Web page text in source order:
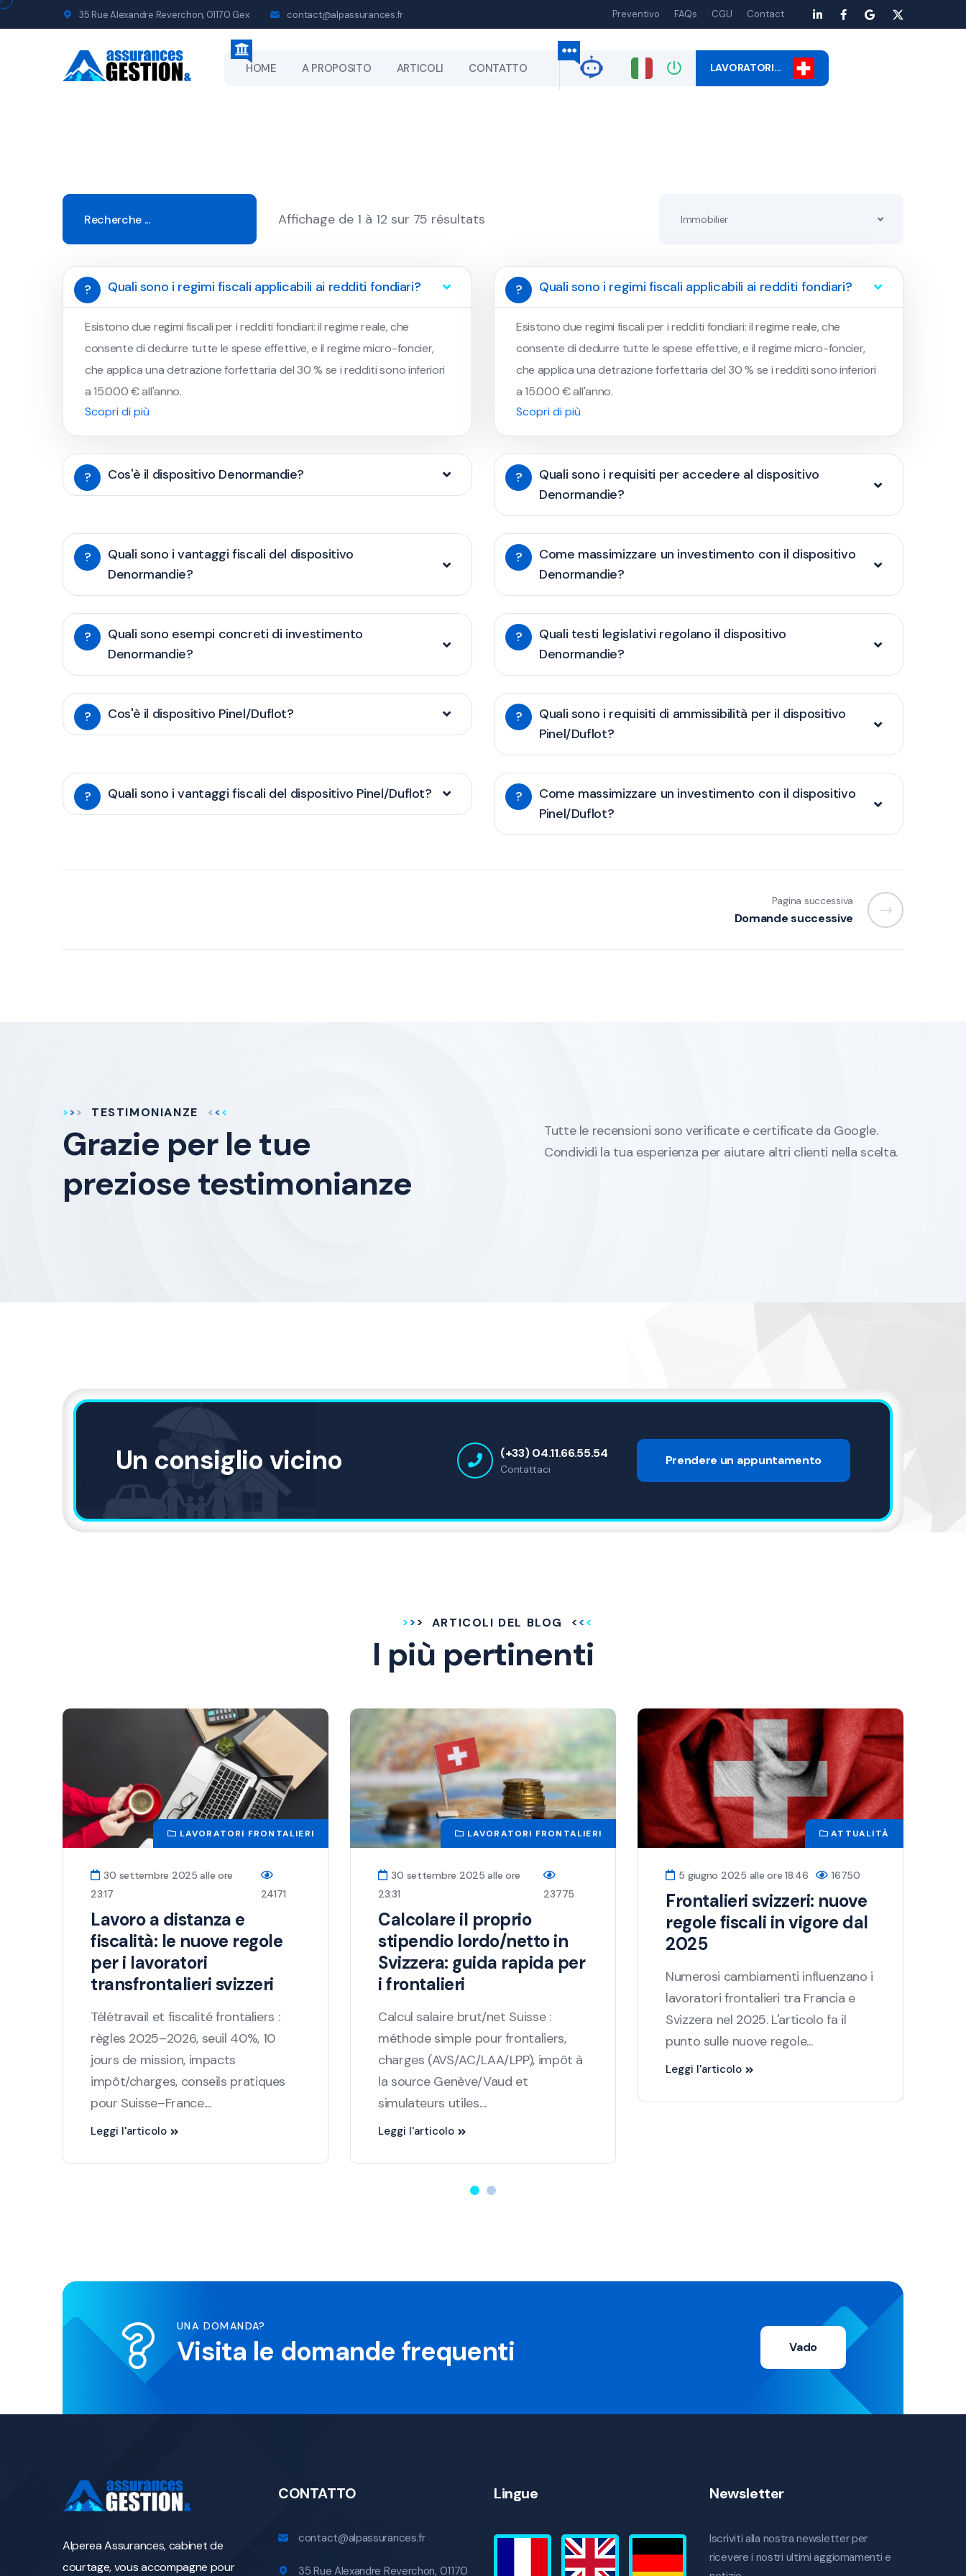
35 Rue Alexandre Reverchon, 01170 Gex contact@alpassurances.fr Preventivo FAQs CGU Contact
HOME A PROPOSITO ARTICOLI CONTATTO LAVORATORI…
Affichage de 1 à 12 sur 75 résultats Immobilier
? Quali sono i regimi fiscali applicabili ai redditi fondiari?
Esistono due regimi fiscali per i redditi fondiari: il regime reale, che
consente di dedurre tutte le spese effettive, e il regime micro-foncier,
che applica una detrazione forfettaria del 30 % se i redditi sono inferiori
a 15.000 € all'anno.
Scopri di più
? Quali sono i regimi fiscali applicabili ai redditi fondiari?
Esistono due regimi fiscali per i redditi fondiari: il regime reale, che
consente di dedurre tutte le spese effettive, e il regime micro-foncier,
che applica una detrazione forfettaria del 30 % se i redditi sono inferiori
a 15.000 € all'anno.
Scopri di più
? Cos'è il dispositivo Denormandie? ?
Quali sono i requisiti per accedere al dispositivo
Denormandie?
?
Quali sono i vantaggi fiscali del dispositivo
Denormandie?
?
Come massimizzare un investimento con il dispositivo
Denormandie?
?
Quali sono esempi concreti di investimento
Denormandie?
?
Quali testi legislativi regolano il dispositivo
Denormandie?
? Cos'è il dispositivo Pinel/Duflot? ?
Quali sono i requisiti di ammissibilità per il dispositivo
Pinel/Duflot?
? Quali sono i vantaggi fiscali del dispositivo Pinel/Duflot? ?
Come massimizzare un investimento con il dispositivo
Pinel/Duflot?
Pagina successiva
Domande successive
TESTIMONIANZE
Grazie per le tue
preziose testimonianze
Tutte le recensioni sono verificate e certificate da Google.
Condividi la tua esperienza per aiutare altri clienti nella scelta.
Un consiglio vicino (+33) 04.11.66.55.54
Contattaci
Prendere un appuntamento
ARTICOLI DEL BLOG
I più pertinenti
LAVORATORI FRONTALIERI
30 settembre 2025 alle ore
23:17
24171
Lavoro a distanza e
fiscalità: le nuove regole
per i lavoratori
transfrontalieri svizzeri
Télétravail et fiscalité frontaliers :
règles 2025–2026, seuil 40%, 10
jours de mission, impacts
impôt/charges, conseils pratiques
pour Suisse–France....
Leggi l'articolo
LAVORATORI FRONTALIERI
30 settembre 2025 alle ore
23:31
23775
Calcolare il proprio
stipendio lordo/netto in
Svizzera: guida rapida per
i frontalieri
Calcul salaire brut/net Suisse :
méthode simple pour frontaliers,
charges (AVS/AC/LAA/LPP), impôt à
la source Genève/Vaud et
simulateurs utiles....
Leggi l'articolo
ATTUALITÀ
5 giugno 2025 alle ore 18:46 16750
Frontalieri svizzeri: nuove
regole fiscali in vigore dal
2025
Numerosi cambiamenti influenzano i
lavoratori frontalieri tra Francia e
Svizzera nel 2025. L'articolo fa il
punto sulle nuove regole...
Leggi l'articolo
UNA DOMANDA?
Visita le domande frequenti Vado
Alperea Assurances, cabinet de
courtage, vous accompagne pour
CONTATTO
contact@alpassurances.fr
35 Rue Alexandre Reverchon, 01170
Lingue Newsletter
Iscriviti alla nostra newsletter per
ricevere i nostri ultimi aggiornamenti e